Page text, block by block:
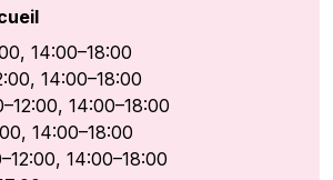
14:00–18:00
14:00–18:00
14:00–18:00
14:00–18:00
14:00–18:00